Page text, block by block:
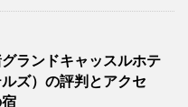
ランドキャッスルホテ
ズ）の評判とアクセ